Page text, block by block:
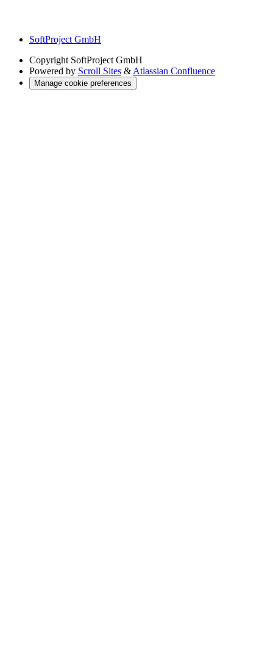
SoftProject GmbH
Copyright SoftProject GmbH
Powered by Scroll Sites & Atlassian Confluence
Manage cookie preferences